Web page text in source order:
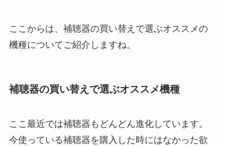
ここからは、補聴器の買い替えで選ぶオススメの
機種についてご紹介しますね。
補聴器の買い替えで選ぶオススメ機種
ここ最近では補聴器もどんどん進化しています。
今使っている補聴器を購入した時にはなかった欲